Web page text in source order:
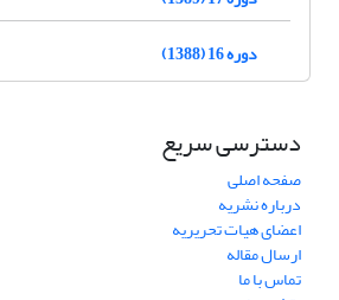
دوره 16 (1388)
دسترسی سریع
صفحه اصلی
درباره نشریه
اعضای هیات تحریریه
ارسال مقاله
تماس با ما